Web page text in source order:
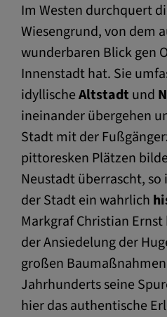
Im Westen durchquert
Wiesengrund, von dem
wunderbaren Blick gen
Innenstadt hat. Sie
idyllischeAltstadtund
ineinander übergehen
Stadt mit der
pittoresken Plätzen
Neustadt überrascht, so
der Stadt ein wahrlich
Markgraf Christian
der Ansiedelung der
großen Baumaßnahmen
Jahrhunderts seine
hier das authentische